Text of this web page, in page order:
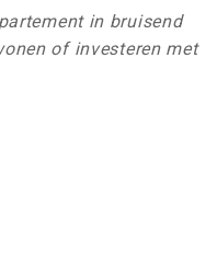
in bruisend
of investeren met